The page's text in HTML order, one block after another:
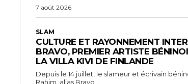
7 août 2026
SLAM
CULTURE ET RAYONNEMENT
BRAVO, PREMIER ARTISTE
LA VILLA KIVI DE FINLANDE
Depuis le 14 juillet, le slameur et écrivain
Rahim, alias Bravo,...